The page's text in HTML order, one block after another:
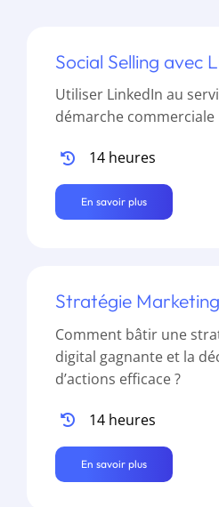
Social Selling avec
Utiliser LinkedIn au
démarche commerciale
14 heures
En savoir plus
Stratégie
Comment bâtir une
digital gagnante et la
d’actions efficace ?
14 heures
En savoir plus